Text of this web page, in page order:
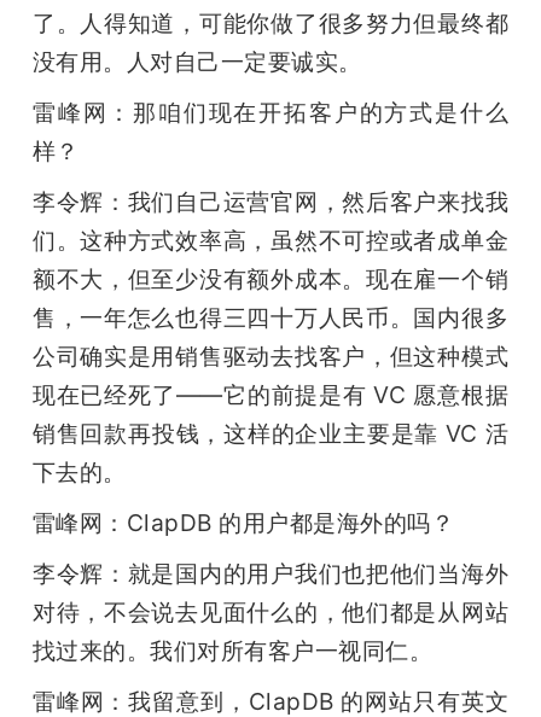
了。人得知道，可能你做了很多努力但最终都
没有用。人对自己一定要诚实。
雷峰网：那咱们现在开拓客户的方式是什么
样？
李令辉：我们自己运营官网，然后客户来找我
们。这种方式效率高，虽然不可控或者成单金
额不大，但至少没有额外成本。现在雇一个销
售，一年怎么也得三四十万人民币。国内很多
公司确实是用销售驱动去找客户，但这种模式
现在已经死了——它的前提是有 VC 愿意根据
销售回款再投钱，这样的企业主要是靠 VC 活
下去的。
雷峰网：ClapDB 的用户都是海外的吗？
李令辉：就是国内的用户我们也把他们当海外
对待，不会说去见面什么的，他们都是从网站
找过来的。我们对所有客户一视同仁。
雷峰网：我留意到，ClapDB 的网站只有英文